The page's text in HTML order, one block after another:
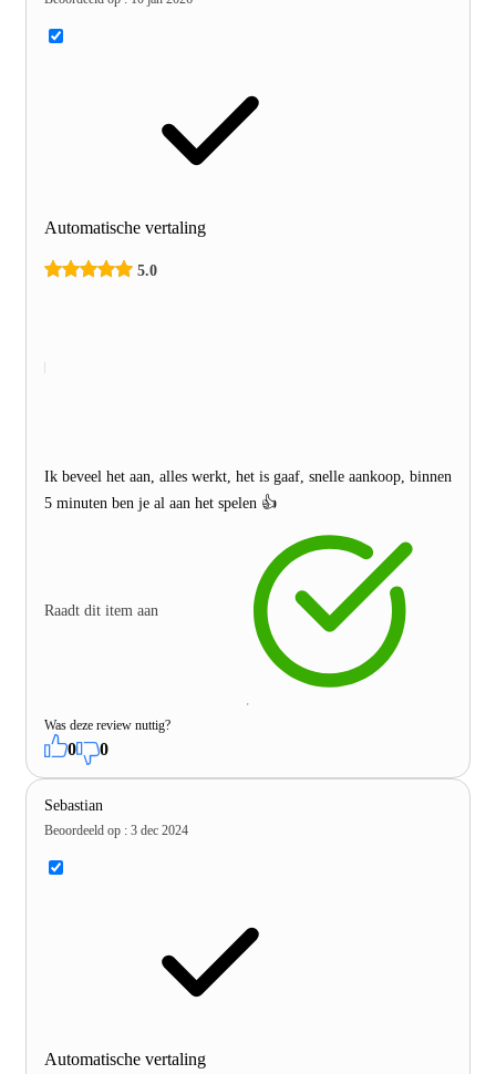
Automatische vertaling
5.0
Ik beveel het aan, alles werkt, het is gaaf, snelle aankoop, binnen
5 minuten ben je al aan het spelen 👍
Raadt dit item aan
Was deze review nuttig?
0 0
Sebastian
Beoordeeld op : 3 dec 2024
Automatische vertaling